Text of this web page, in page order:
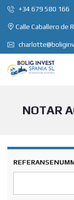
+34 679 580 166
Calle Caballero de
NOTAR